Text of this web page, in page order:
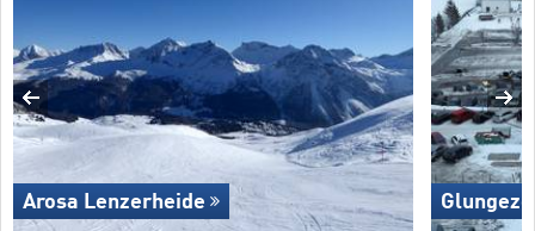
Arosa Lenzerheide